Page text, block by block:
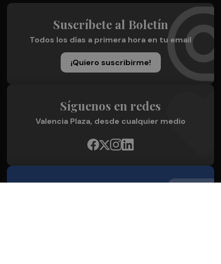
Suscríbete al Boletín
Todos los días a primera hora en tu email
¡Quiero suscribirme!
Síguenos en redes
Valencia Plaza, desde cualquier medio
Quienes Somos